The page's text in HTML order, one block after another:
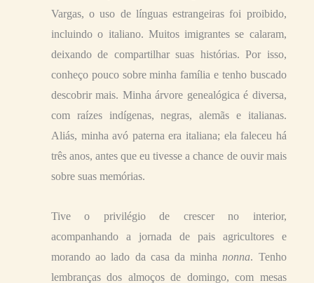
Vargas, o uso de línguas estrangeiras foi proibido,
incluindo o italiano. Muitos imigrantes se calaram,
deixando de compartilhar suas histórias. Por isso,
conheço pouco sobre minha família e tenho buscado
descobrir mais. Minha árvore genealógica é diversa,
com raízes indígenas, negras, alemãs e italianas.
Aliás, minha avó paterna era italiana; ela faleceu há
três anos, antes que eu tivesse a chance de ouvir mais
sobre suas memórias.
Tive o privilégio de crescer no interior,
acompanhando a jornada de pais agricultores e
morando ao lado da casa da minha nonna. Tenho
lembranças dos almoços de domingo, com mesas